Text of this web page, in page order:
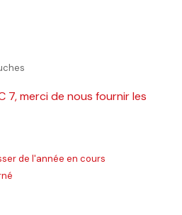
7, merci de nous fournir les
de l'année en cours